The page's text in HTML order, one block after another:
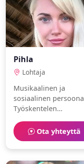
Pihla
Lohtaja
Musikaalinen ja
sosiaalinen
Työskentelen
Harrastuksiani ovat
pilates ja lukeminen.
Ota yhteyttä